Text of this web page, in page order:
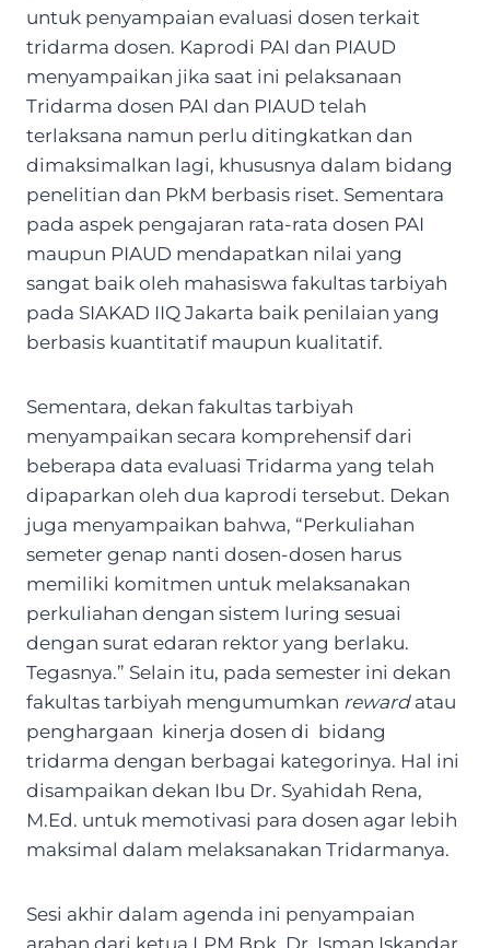
untuk penyampaian evaluasi dosen terkait
tridarma dosen. Kaprodi PAI dan PIAUD
menyampaikan jika saat ini pelaksanaan
Tridarma dosen PAI dan PIAUD telah
terlaksana namun perlu ditingkatkan dan
dimaksimalkan lagi, khususnya dalam bidang
penelitian dan PkM berbasis riset. Sementara
pada aspek pengajaran rata-rata dosen PAI
maupun PIAUD mendapatkan nilai yang
sangat baik oleh mahasiswa fakultas tarbiyah
pada SIAKAD IIQ Jakarta baik penilaian yang
berbasis kuantitatif maupun kualitatif.
Sementara, dekan fakultas tarbiyah
menyampaikan secara komprehensif dari
beberapa data evaluasi Tridarma yang telah
dipaparkan oleh dua kaprodi tersebut. Dekan
juga menyampaikan bahwa, “Perkuliahan
semeter genap nanti dosen-dosen harus
memiliki komitmen untuk melaksanakan
perkuliahan dengan sistem luring sesuai
dengan surat edaran rektor yang berlaku.
Tegasnya.” Selain itu, pada semester ini dekan
fakultas tarbiyah mengumumkan rewardatau
penghargaan kinerja dosen di bidang
tridarma dengan berbagai kategorinya. Hal ini
disampaikan dekan Ibu Dr. Syahidah Rena,
M.Ed. untuk memotivasi para dosen agar lebih
maksimal dalam melaksanakan Tridarmanya.
Sesi akhir dalam agenda ini penyampaian
arahan dari ketua LPM Bpk. Dr. Isman Iskandar,